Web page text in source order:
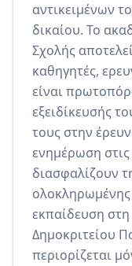
αντικειμένων
δικαίου. Το
Σχολής
καθηγητές,
είναι
εξειδίκευσής
τους στην
ενημέρωση στις
διασφαλίζουν
εκπαίδευση
Δημοκριτείου
περιορίζεται